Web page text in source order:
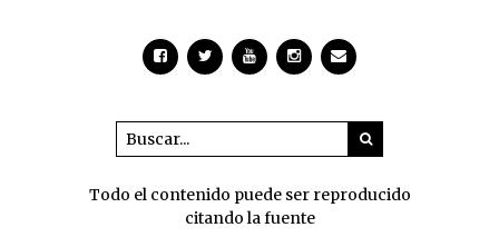
Todo el contenido puede ser reproducido
citando la fuente